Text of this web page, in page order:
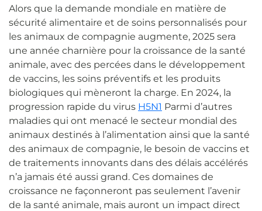
Alors que la demande mondiale en matière de
sécurité alimentaire et de soins personnalisés pour
les animaux de compagnie augmente, 2025 sera
une année charnière pour la croissance de la santé
animale, avec des percées dans le développement
de vaccins, les soins préventifs et les produits
biologiques qui mèneront la charge. En 2024, la
progression rapide du virus H5N1 Parmi d’autres
maladies qui ont menacé le secteur mondial des
animaux destinés à l’alimentation ainsi que la santé
des animaux de compagnie, le besoin de vaccins et
de traitements innovants dans des délais accélérés
n’a jamais été aussi grand. Ces domaines de
croissance ne façonneront pas seulement l’avenir
de la santé animale, mais auront un impact direct